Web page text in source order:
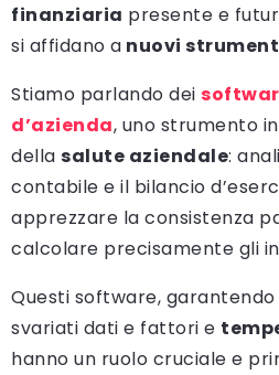
finanziaria presente e
si affidano a nuovi
Stiamo parlando dei
d’azienda, uno strumento
della salute aziendale:
contabile e il bilancio
apprezzare la consistenza
calcolare precisamente gli
Questi software, garantendo
svariati dati e fattori e
hanno un ruolo cruciale e